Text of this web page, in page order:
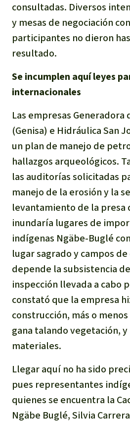
Para
consultadas. Diversos
y mesas de negociación
participantes no dieron
resultado.
Se incumplen aquí leyes
internacionales
Las empresas Generadora
(Genisa) e Hidráulica San
un plan de manejo de
hallazgos arqueológicos.
las auditorías solicitadas
manejo de la erosión y la
levantamiento de la presa
inundaría lugares de
indígenas Ngäbe-Buglé
lugar sagrado y campos
depende la subsistencia
inspección llevada a cabo
constató que la empresa
construcción, más o
gana talando vegetación,
materiales.
Llegar aquí no ha sido
pues representantes
quienes se encuentra la
Ngäbe Buglé, Silvia